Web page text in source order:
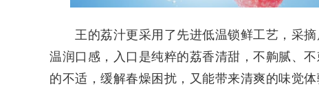
王的荔汁更采用了先进低温锁鲜工艺，采摘
温润口感，入口是纯粹的荔香清甜，不齁腻、
的不适，缓解春燥困扰，又能带来清爽的味觉